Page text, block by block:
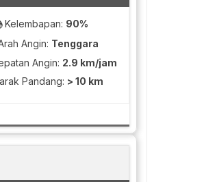
Kelembapan: 90%
Angin: Tenggara
Angin: 2.9 km/jam
Pandang: > 10 km